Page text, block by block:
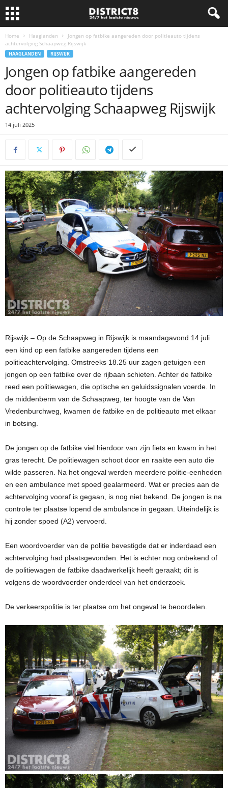
Home Haaglanden
Jongen op fatbike aangereden door politieauto tijdens
achtervolging Schaapweg Rijswijk
HAAGLANDEN RIJSWIJK
Jongen op fatbike aangereden
door politieauto tijdens
achtervolging Schaapweg Rijswijk
14 juli 2025
Rijswijk – Op de Schaapweg in Rijswijk is maandagavond 14 juli
een kind op een fatbike aangereden tijdens een
politieachtervolging. Omstreeks 18.25 uur zagen getuigen een
jongen op een fatbike over de rijbaan schieten. Achter de fatbike
reed een politiewagen, die optische en geluidssignalen voerde. In
de middenberm van de Schaapweg, ter hoogte van de Van
Vredenburchweg, kwamen de fatbike en de politieauto met elkaar
in botsing.
De jongen op de fatbike viel hierdoor van zijn fiets en kwam in het
gras terecht. De politiewagen schoot door en raakte een auto die
wilde passeren. Na het ongeval werden meerdere politie-eenheden
en een ambulance met spoed gealarmeerd. Wat er precies aan de
achtervolging vooraf is gegaan, is nog niet bekend. De jongen is na
controle ter plaatse lopend de ambulance in gegaan. Uiteindelijk is
hij zonder spoed (A2) vervoerd.
Een woordvoerder van de politie bevestigde dat er inderdaad een
achtervolging had plaatsgevonden. Het is echter nog onbekend of
de politiewagen de fatbike daadwerkelijk heeft geraakt; dit is
volgens de woordvoerder onderdeel van het onderzoek.
De verkeerspolitie is ter plaatse om het ongeval te beoordelen.